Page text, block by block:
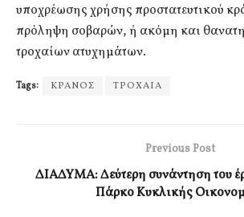
υποχρέωσης χρήσης προστατευτικού
πρόληψη σοβαρών, ή ακόμη και
τροχαίων ατυχημάτων.
Tags: ΚΡΑΝΟΣ ΤΡΟΧΑΙΑ
Previous Post
ΔΙΑΔΥΜΑ: Δεύτερη συνάντηση του
Πάρκο Κυκλικής